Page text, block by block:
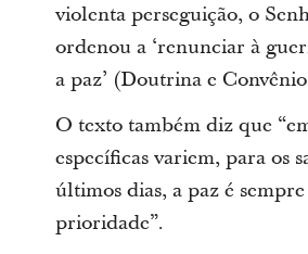
violenta perseguição, o
ordenou a ‘renunciar à
a paz’ (Doutrina e
O texto também diz que
específicas variem, para os
últimos dias, a paz é
prioridade”.